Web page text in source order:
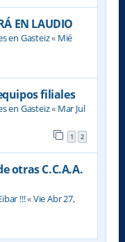
EN LAUDIO
en Gasteiz« Mié
filiales
en Gasteiz« Mar Jul
1 2
otras C.C.A.A.
!!!«Vie Abr 27,